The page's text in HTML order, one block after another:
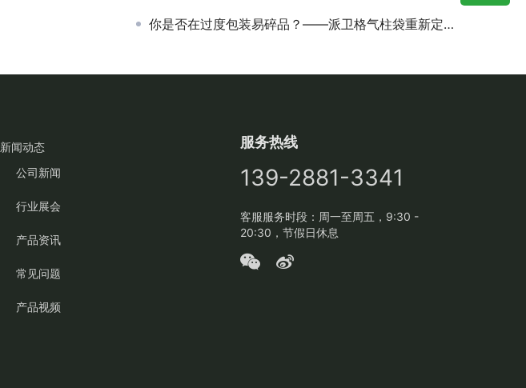
你是否在过度包装易碎品？——派卫格气柱袋重新定义防护标准
新闻动态
公司新闻
行业展会
产品资讯
常见问题
产品视频
服务热线
139-2881-3341
客服服务时段：周一至周五，9:30 -
20:30，节假日休息